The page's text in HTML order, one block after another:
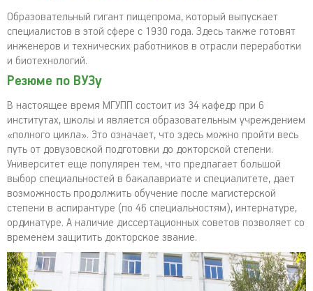
Образовательный гигант пищепрома, который выпускает
специалистов в этой сфере с 1930 года. Здесь также готовят
инженеров и технических работников в отрасли переработки
и биотехнологий.
Резюме по ВУЗу
В настоящее время МГУПП состоит из 34 кафедр при 6
институтах, школы и является образовательным учреждением
«полного цикла». Это означает, что здесь можно пройти весь
путь от довузовской подготовки до докторской степени.
Университет еще популярен тем, что предлагает большой
выбор специальностей в бакалавриате и специалитете, дает
возможность продолжить обучение после магистерской
степени в аспирантуре (по 46 специальностям), интернатуре,
ординатуре. А наличие диссертационных советов позволяет со
временем защитить докторское звание.